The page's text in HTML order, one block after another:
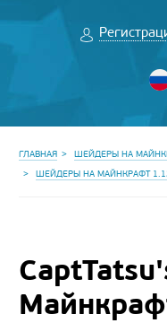
ГЛАВНАЯ
ШЕЙДЕРЫ НА
ШЕЙДЕРЫ НА МАЙНКРАФТ